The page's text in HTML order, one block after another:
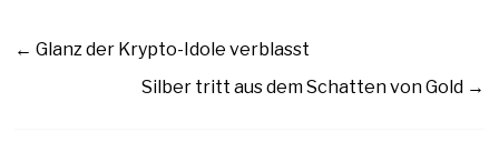
← Glanz der Krypto-Idole verblasst
Silber tritt aus dem Schatten von Gold →